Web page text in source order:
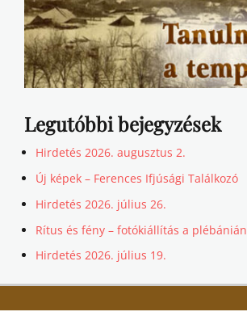
Legutóbbi bejegyzések
Hirdetés 2026. augusztus 2.
Új képek – Ferences Ifjúsági Találkozó
Hirdetés 2026. július 26.
Rítus és fény – fotókiállítás a plébánián
Hirdetés 2026. július 19.